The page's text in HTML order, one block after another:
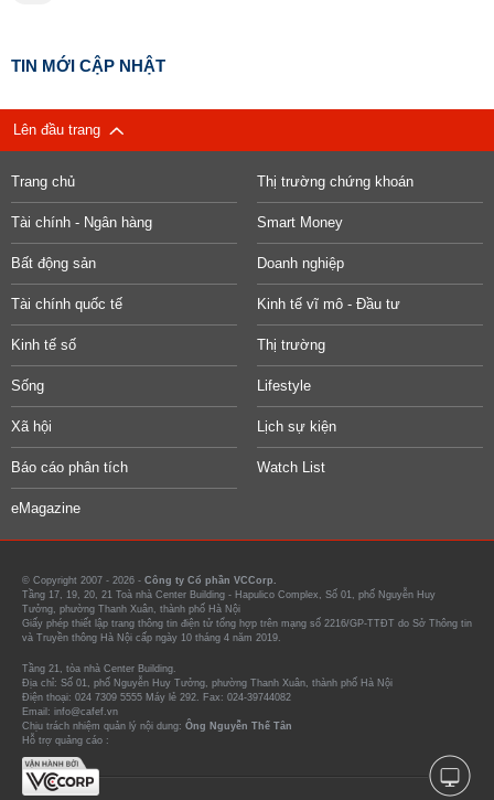
TIN MỚI CẬP NHẬT
Lên đầu trang
Trang chủ Thị trường chứng khoán
Tài chính - Ngân hàng Smart Money
Bất động sản Doanh nghiệp
Tài chính quốc tế Kinh tế vĩ mô - Đầu tư
Kinh tế số Thị trường
Sống Lifestyle
Xã hội Lịch sự kiện
Báo cáo phân tích Watch List
eMagazine
© Copyright 2007 - 2026 - Công ty Cổ phần VCCorp.
Tầng 17, 19, 20, 21 Toà nhà Center Building - Hapulico Complex, Số 01, phố Nguyễn Huy
Tưởng, phường Thanh Xuân, thành phố Hà Nội
Giấy phép thiết lập trang thông tin điện tử tổng hợp trên mạng số 2216/GP-TTĐT do Sở Thông tin
và Truyền thông Hà Nội cấp ngày 10 tháng 4 năm 2019.
Tầng 21, tòa nhà Center Building.
Địa chỉ: Số 01, phố Nguyễn Huy Tưởng, phường Thanh Xuân, thành phố Hà Nội
Điện thoại: 024 7309 5555 Máy lẻ 292. Fax: 024-39744082
Email: info@cafef.vn
Chịu trách nhiệm quản lý nội dung: Ông Nguyễn Thế Tân
Hỗ trợ quảng cáo :